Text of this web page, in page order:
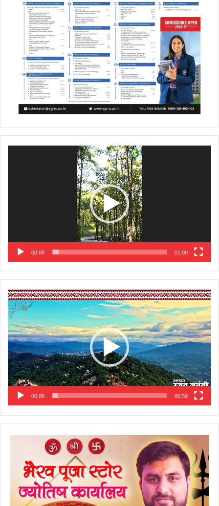
00:00 01:00
Video
Player
00:00 00:59